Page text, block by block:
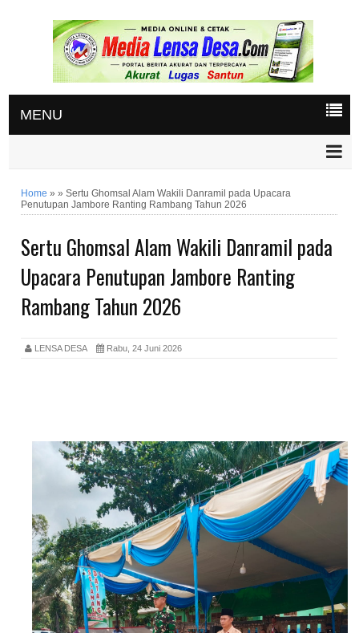
MENU
Home »»Sertu Ghomsal Alam Wakili Danramil pada Upacara
Penutupan Jambore Ranting Rambang Tahun 2026
Sertu Ghomsal Alam Wakili Danramil pada
Upacara Penutupan Jambore Ranting
Rambang Tahun 2026
LENSA DESA Rabu, 24 Juni 2026